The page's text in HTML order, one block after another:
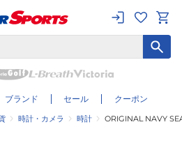
ブランド セール クーポン
時計・カメラ 時計 ORIGINAL NAVY